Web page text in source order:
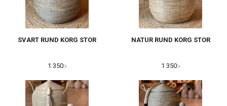
SVART RUND KORG STOR
1 350:-
NATUR RUND KORG STOR
1 350:-